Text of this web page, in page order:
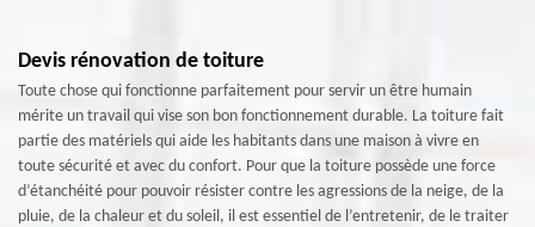
Devis rénovation de toiture
Toute chose qui fonctionne parfaitement pour servir un être humain
mérite un travail qui vise son bon fonctionnement durable. La toiture fait
partie des matériels qui aide les habitants dans une maison à vivre en
toute sécurité et avec du confort. Pour que la toiture possède une force
d’étanchéité pour pouvoir résister contre les agressions de la neige, de la
pluie, de la chaleur et du soleil, il est essentiel de l’entretenir, de le traiter